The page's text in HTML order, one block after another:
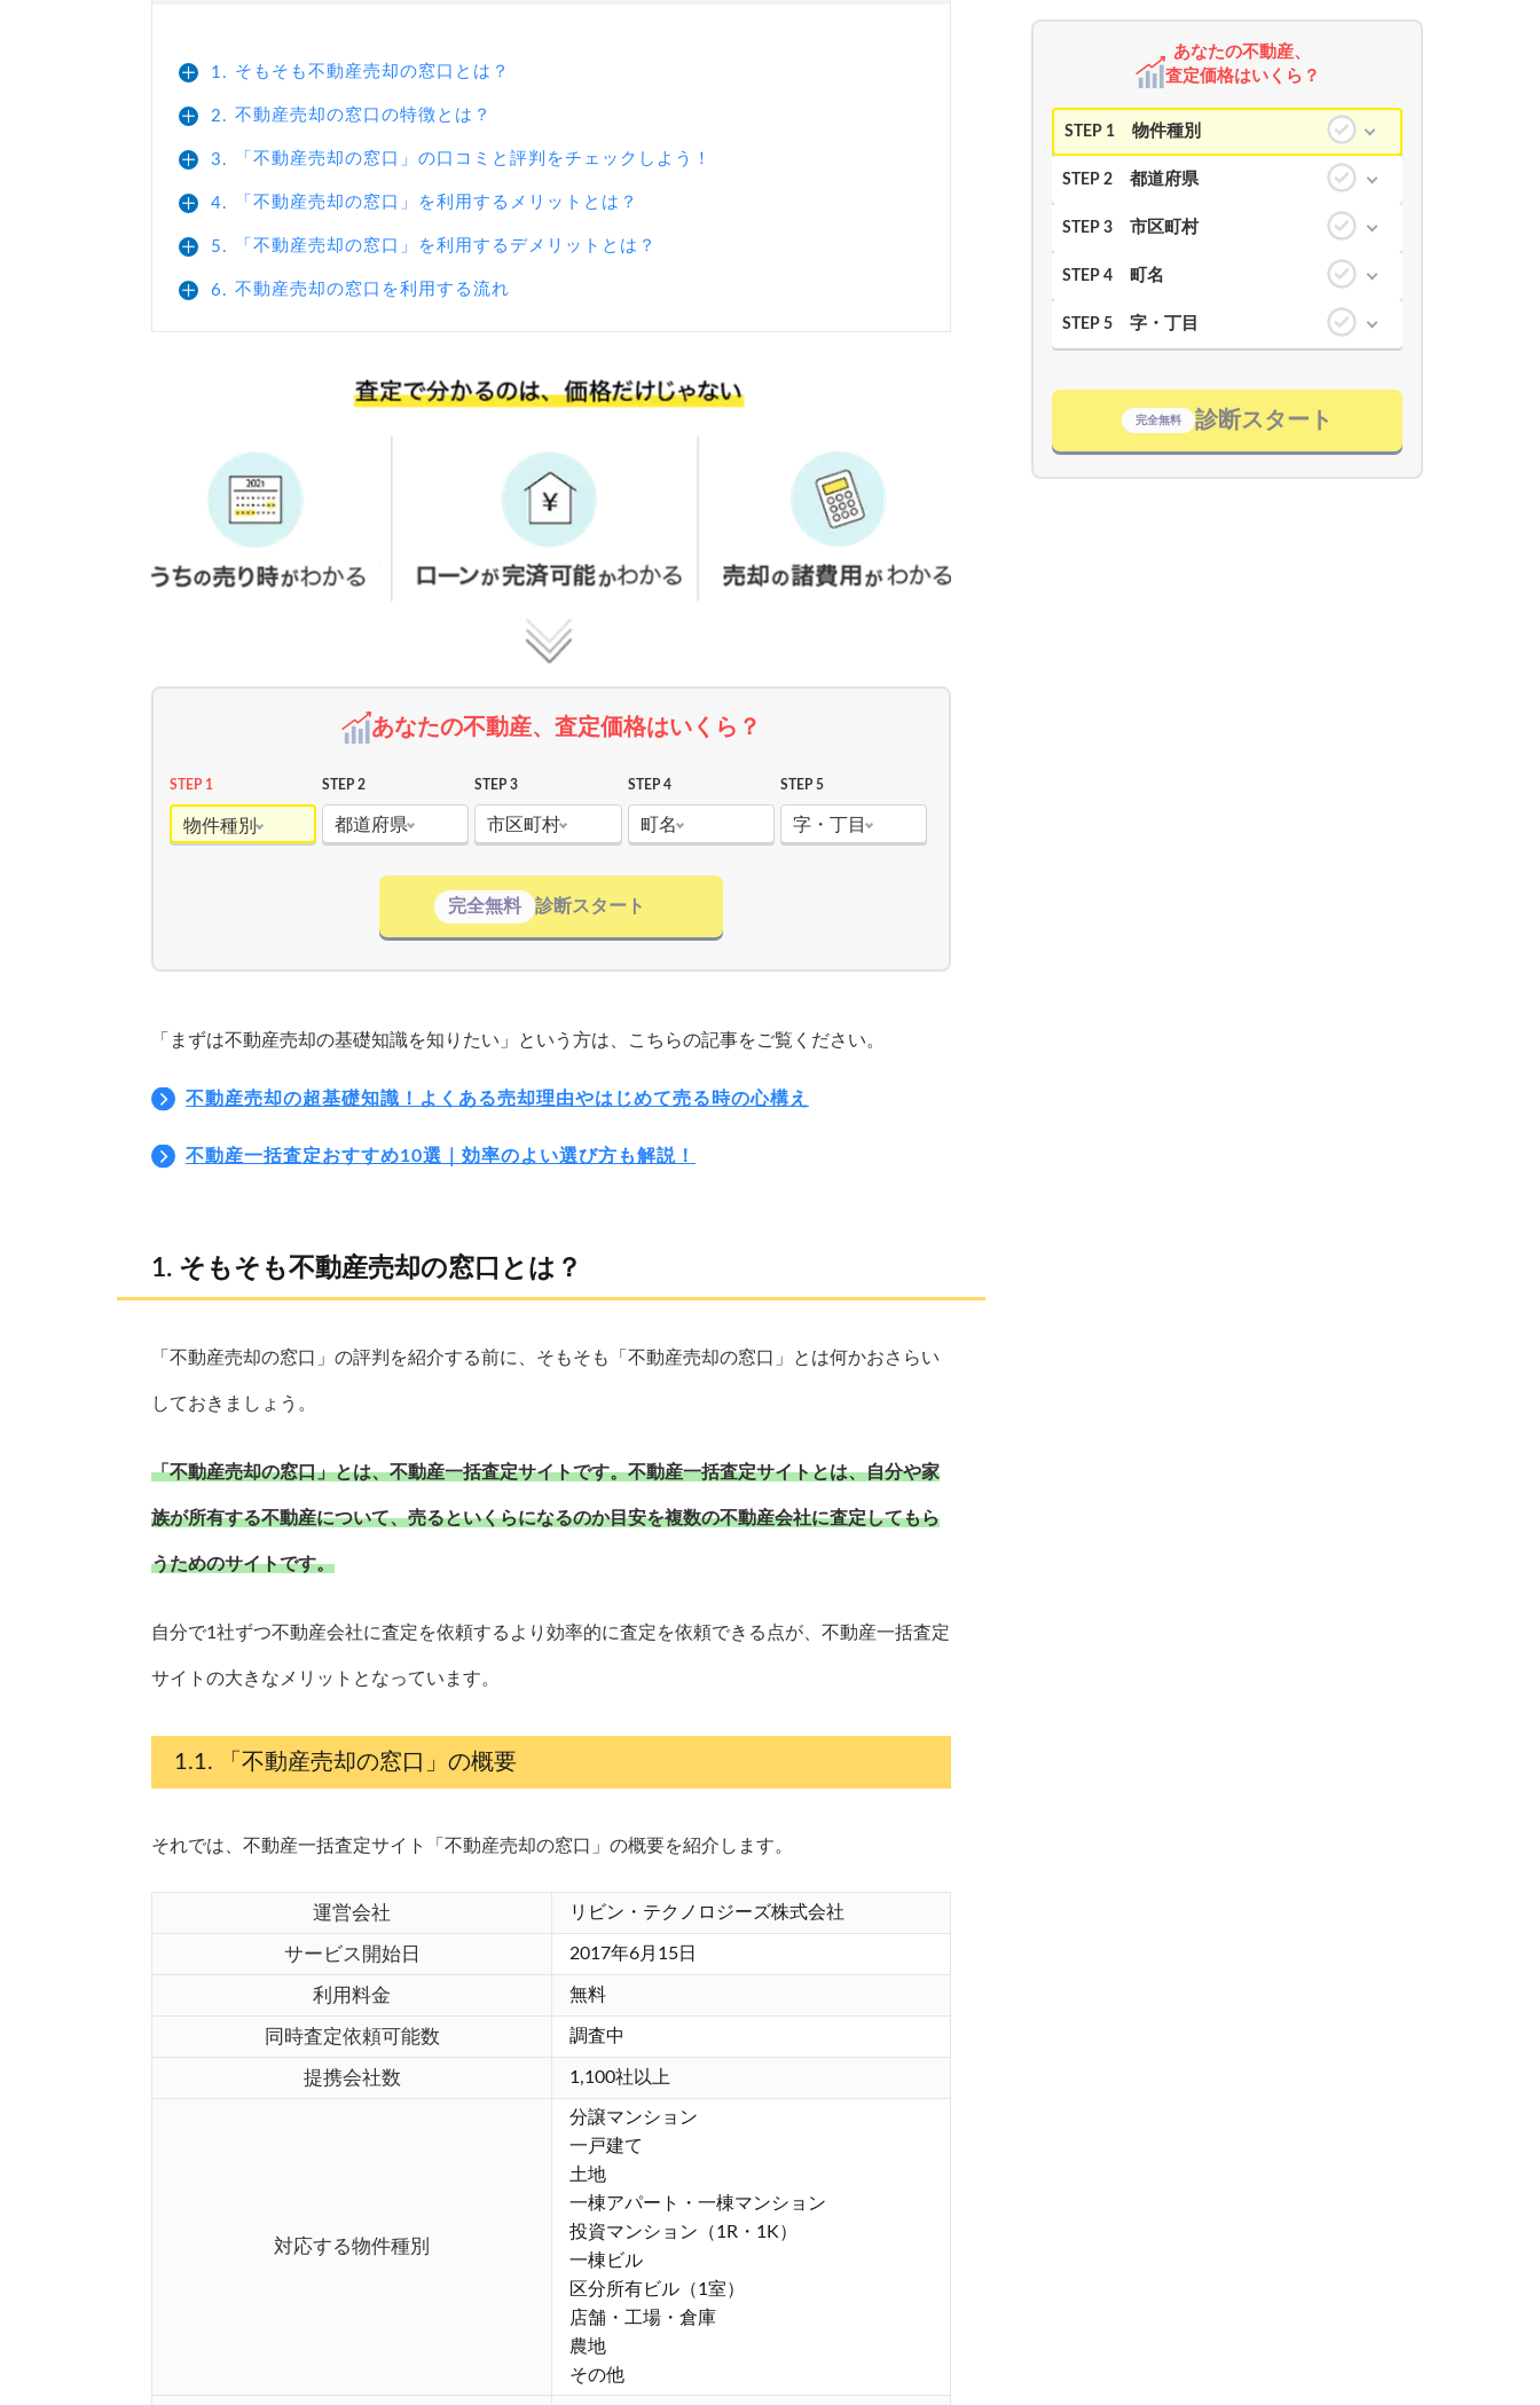
1. そもそも不動産売却の窓口とは？
2. 不動産売却の窓口の特徴とは？
3. 「不動産売却の窓口」の口コミと評判をチェックしよう！
4. 「不動産売却の窓口」を利用するメリットとは？
5. 「不動産売却の窓口」を利用するデメリットとは？
6. 不動産売却の窓口を利用する流れ
あなたの不動産、査定価格はいくら？
STEP 1
物件種別
STEP 2
都道府県
STEP 3
市区町村
STEP 4
町名
STEP 5
字・丁目
完全無料 診断スタート
「まずは不動産売却の基礎知識を知りたい」という方は、こちらの記事をご覧ください。
不動産売却の超基礎知識！よくある売却理由やはじめて売る時の心構え
不動産一括査定おすすめ10選｜効率のよい選び方も解説！
そもそも不動産売却の窓口とは？
「不動産売却の窓口」の評判を紹介する前に、そもそも「不動産売却の窓口」とは何かおさらい
しておきましょう。
「不動産売却の窓口」とは、不動産一括査定サイトです。不動産一括査定サイトとは、自分や家
族が所有する不動産について、売るといくらになるのか目安を複数の不動産会社に査定してもら
うためのサイトです。
自分で1社ずつ不動産会社に査定を依頼するより効率的に査定を依頼できる点が、不動産一括査定
サイトの大きなメリットとなっています。
「不動産売却の窓口」の概要
それでは、不動産一括査定サイト「不動産売却の窓口」の概要を紹介します。
運営会社 リビン・テクノロジーズ株式会社
サービス開始日 2017年6月15日
利用料金 無料
同時査定依頼可能数 調査中
提携会社数 1,100社以上
対応する物件種別
分譲マンション
一戸建て
土地
一棟アパート・一棟マンション
投資マンション（1R・1K）
一棟ビル
区分所有ビル（1室）
店舗・工場・倉庫
農地
その他
あなたの不動産、
査定価格はいくら？
STEP 1 物件種別
STEP 2 都道府県
STEP 3 市区町村
STEP 4 町名
STEP 5 字・丁目
完全無料 診断スタート